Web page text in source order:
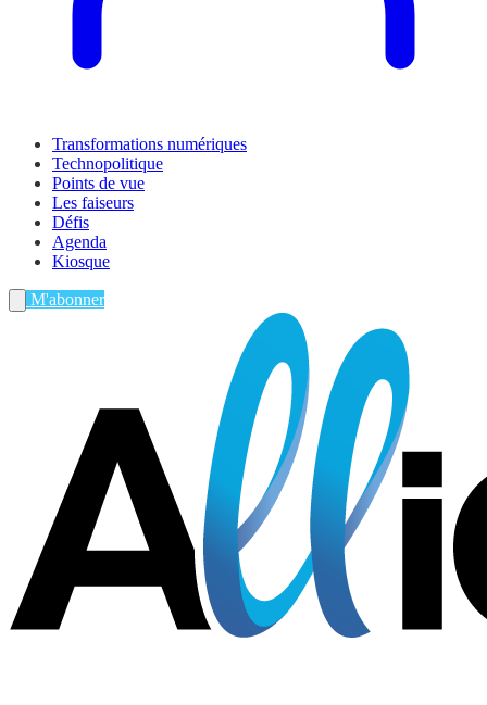
Transformations numériques
Technopolitique
Points de vue
Les faiseurs
Défis
Agenda
Kiosque
M'abonner